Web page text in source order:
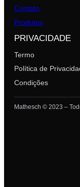
Contato
Produtos
PRIVACIDADE
Termo
Política de
Condições
Mathesch © 2023 –